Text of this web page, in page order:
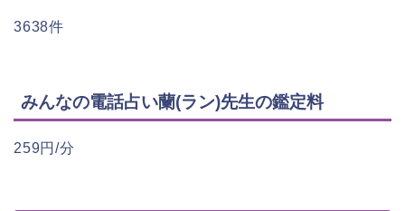
3638件
みんなの電話占い蘭(ラン)先生の鑑定料
259円/分